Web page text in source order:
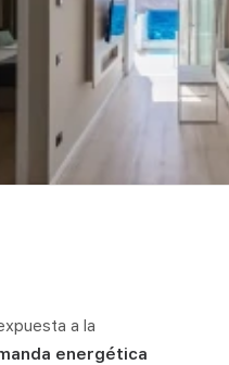
a la
energética